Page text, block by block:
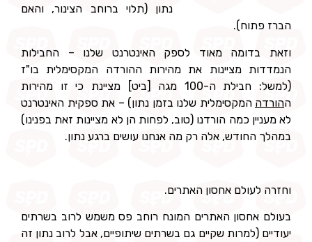
נתון (תלוי ברוחב הצינור, והאם
הברז פתוח).
וזאת בדומה מאוד לספק האינטרנט שלנו – החבילות
הנמדדות מציינות את מהירות ההורדה המקסימלית בו"ז
(למשל: חבילת ה-100 מגה [ביט] מציינת כי זו מהירות
ההורדה המקסימלית שלנו בזמן נתון) – את ספקית האינטרנט
לא מעניין כמה הורדנו (טוב, לפחות הן לא מציינות זאת בפנינו)
במהלך החודש, אלה רק מה אנחנו עושים ברגע נתון.
וחזרה לעולם אחסון האתרים.
בעולם אחסון האתרים המונח רוחב פס משמש לרוב בשרתים
יעודיים (למרות שקיים גם בשרתים שיתופיים, אבל לרוב נתון זה